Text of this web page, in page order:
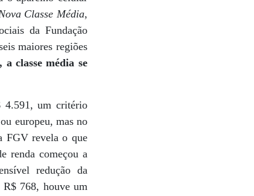
Classe Média,
da Fundação
maiores regiões
classe média se
4.591, um critério
europeu, mas no
FGV revela o que
renda começou a
redução da
R$ 768, houve um